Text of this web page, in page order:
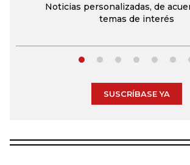
Noticias personalizadas, de
temas de interés
SUSCRÍBASE YA